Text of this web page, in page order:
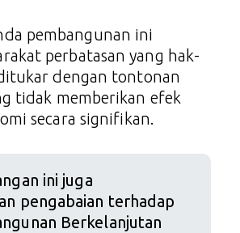
pembangunan ini
perbatasan yang hak-
dengan tontonan
tidak memberikan efek
secara signifikan.
ini juga
pengabaian terhadap
Berkelanjutan